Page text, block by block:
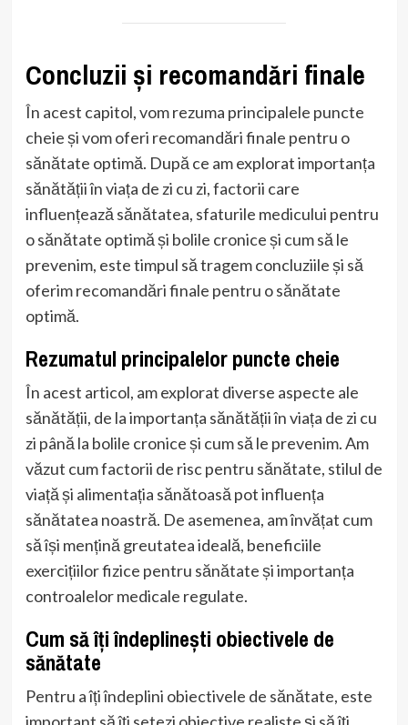
Concluzii și recomandări finale
În acest capitol, vom rezuma principalele puncte
cheie și vom oferi recomandări finale pentru o
sănătate optimă. După ce am explorat importanța
sănătății în viața de zi cu zi, factorii care
influențează sănătatea, sfaturile medicului pentru
o sănătate optimă și bolile cronice și cum să le
prevenim, este timpul să tragem concluziile și să
oferim recomandări finale pentru o sănătate
optimă.
Rezumatul principalelor puncte cheie
În acest articol, am explorat diverse aspecte ale
sănătății, de la importanța sănătății în viața de zi cu
zi până la bolile cronice și cum să le prevenim. Am
văzut cum factorii de risc pentru sănătate, stilul de
viață și alimentația sănătoasă pot influența
sănătatea noastră. De asemenea, am învățat cum
să își mențină greutatea ideală, beneficiile
exercițiilor fizice pentru sănătate și importanța
controalelor medicale regulate.
Cum să îți îndeplinești obiectivele de
sănătate
Pentru a îți îndeplini obiectivele de sănătate, este